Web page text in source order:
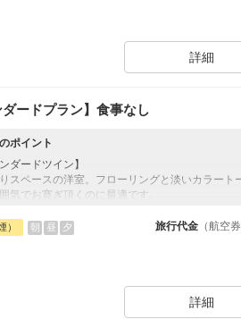
ホテル間の無料シャトルバス：アラマハイナ⇔
詳細
ダードプラン】食事なし
ポイント
ダードツイン】
スペースの洋室。フローリングと淡いカラー
気でお寛ぎ頂くのに最適です。
特典☆
ホテル間の無料シャトルバス：アラマハイナ⇔
特典：滞在中夕食1回付※3連泊特典時の専用
朝 昼 夕 旅行代金 （航空
詳細